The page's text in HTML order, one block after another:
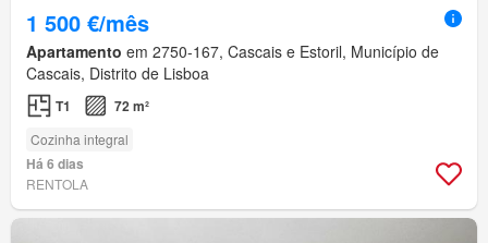
1 500 €/mês
Apartamento em 2750-167, Cascais e Estoril, Município de
Cascais, Distrito de Lisboa
T1 72 m²
Cozinha integral
Há 6 dias
RENTOLA